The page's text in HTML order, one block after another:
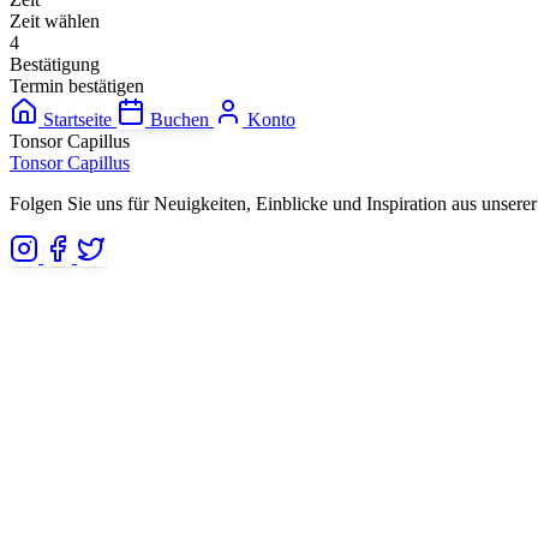
Zeit wählen
4
Bestätigung
Termin bestätigen
Startseite
Buchen
Konto
Tonsor Capillus
Tonsor Capillus
Folgen Sie uns für Neuigkeiten, Einblicke und Inspiration aus